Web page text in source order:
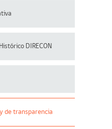
DIRECON
de transparencia